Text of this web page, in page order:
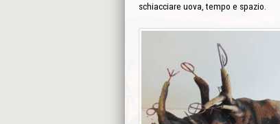
schiacciare uova, tempo e spazio.